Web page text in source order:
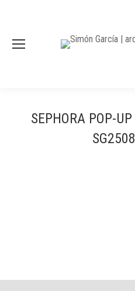
SEPHORA POP-